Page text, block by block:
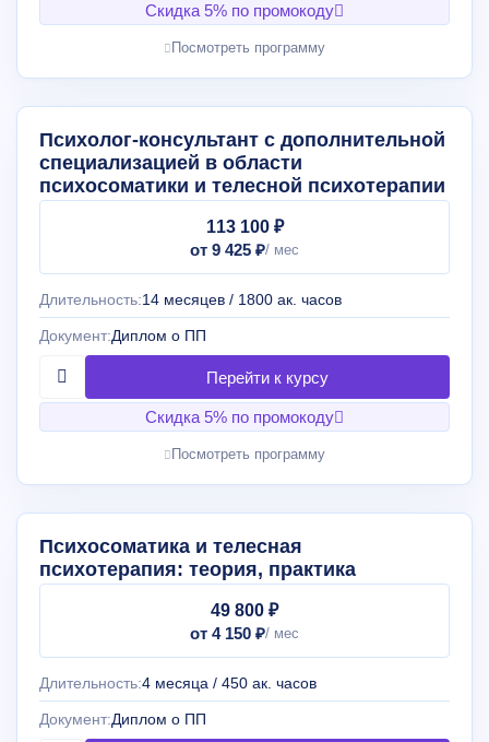
Скидка 5% по промокоду
Посмотреть программу
Психолог-консультант с дополнительной
специализацией в области
психосоматики и телесной психотерапии
113 100 ₽
от 9 425 ₽
Длительность:14 месяцев / 1800 ак. часов
Документ:Диплом о ПП
Скидка 5% по промокоду
Посмотреть программу
Психосоматика и телесная
психотерапия: теория, практика
49 800 ₽
от 4 150 ₽
Длительность:4 месяца / 450 ак. часов
Документ:Диплом о ПП